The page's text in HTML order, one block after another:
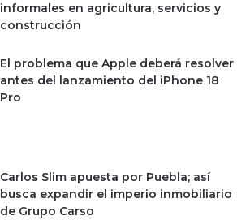
informales en agricultura, servicios y
construcción
El problema que Apple deberá resolver
antes del lanzamiento del iPhone 18
Pro
Carlos Slim apuesta por Puebla; así
busca expandir el imperio inmobiliario
de Grupo Carso